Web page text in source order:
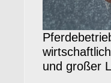
und großer